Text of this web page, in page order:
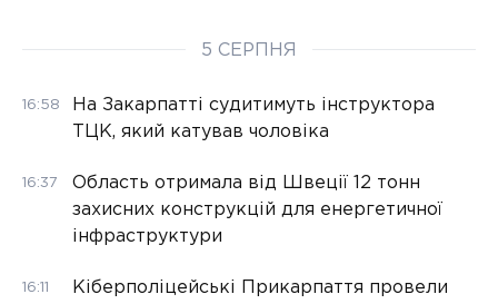
5 СЕРПНЯ
16:58
На Закарпатті судитимуть інструктора
ТЦК, який катував чоловіка
16:37
Область отримала від Швеції 12 тонн
захисних конструкцій для енергетичної
інфраструктури
16:11
Кіберполіцейські Прикарпаття провели